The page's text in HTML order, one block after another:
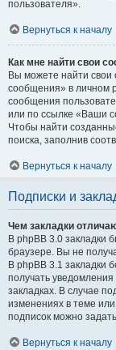
пользователя».
Вернуться к началу
Как мне найти свои
Вы можете найти свои
сообщения» в личном
сообщения
или по ссылке «Ваши
Чтобы найти
поиска, заполнив
Вернуться к началу
Подписки и
Чем закладки
В phpBB 3.0 закладки
браузере. Вы не
В phpBB 3.1 закладки
получать
закладках. В случае
изменениях в теме
подписок можно
Вернуться к началу